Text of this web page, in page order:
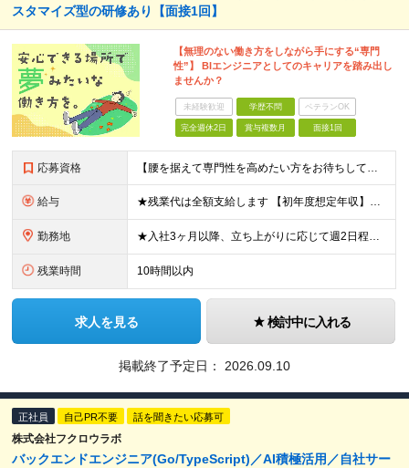
スタマイズ型の研修あり【面接1回】
【無理のない働き方をしながら手にする“専門
性”】 BIエンジニアとしてのキャリアを踏み出し
ませんか？
未経験歓迎 学歴不問 ベテランOK
完全週休2日 賞与複数月 面接1回
応募資格 【腰を据えて専門性を高めたい方をお待ちしています】 ●SQLを用いた開発、または運用保守の実務経験をお持ちの方 ※学歴不問 ★以下の経験をお持ちの方は歓迎いたします！ ・Java、.NET、Pyth
給与 ★残業代は全額支給します 【初年度想定年収】357万円 ～ 512万5000円 ＜経験浅めの場合＞ 月給25万5000円 ～ 37.5万円 ＜3年相当の経験をお持ちの場合＞ 月給30万円 ～ 37
勤務地 ★入社3ヶ月以降、立ち上がりに応じて週2日程度の在宅勤務が可能です！ ★転勤はありません 大阪府内のプロジェクト先、またはリモートワークでの勤務となります 【本社】 大阪府大阪市淀川区西中島3丁目
残業時間 10時間以内
求人を見る 検討中に入れる
掲載終了予定日： 2026.09.10
正社員 自己PR不要 話を聞きたい応募可
株式会社フクロウラボ
バックエンドエンジニア(Go/TypeScript)／AI積極活用／自社サー